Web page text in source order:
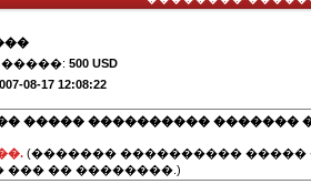
500 USD
08-17 12:08:22
����� ���������� �������
(������� ���������� �����
�� ��������.)